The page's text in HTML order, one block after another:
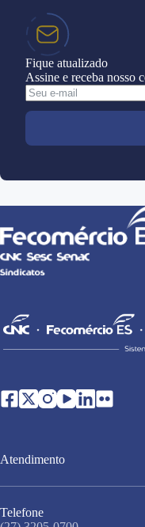
Fique atualizado
Assine e receba nosso
Atendimento
Telefone